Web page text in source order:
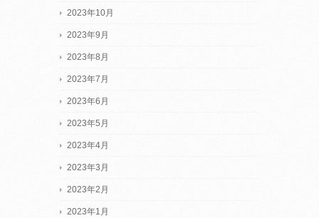
2023年10月
2023年9月
2023年8月
2023年7月
2023年6月
2023年5月
2023年4月
2023年3月
2023年2月
2023年1月